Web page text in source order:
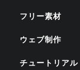
フリー素材
ウェブ制作
チュートリアル